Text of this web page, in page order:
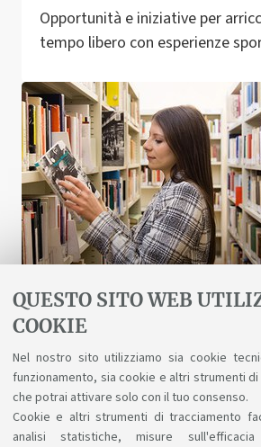
QUESTO SITO WEB
COOKIE
Nel nostro sito utilizziamo sia cookie
funzionamento, sia cookie e altri strumenti
che potrai attivare solo con il tuo consenso.
Cookie e altri strumenti di tracciamento
analisi statistiche, misure
Opportunità e iniziative per
tempo libero con esperienze
Biblioteche e risorse
Un patrimonio fatto di scienza,
tua disposizione gratuitamente,